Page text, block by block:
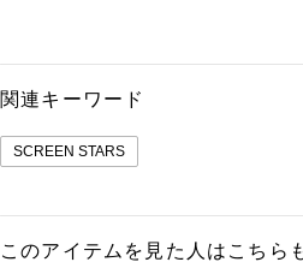
関連キーワード
SCREEN STARS
このアイテムを見た人はこちら